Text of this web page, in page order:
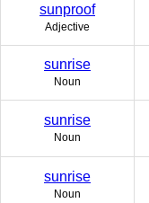
sunproof
Adjective
sunrise
Noun
sunrise
Noun
sunrise
Noun